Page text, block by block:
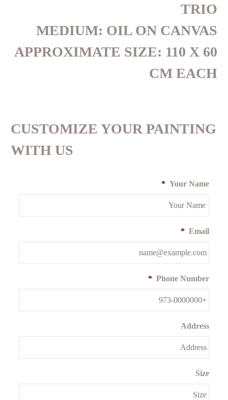
TRIO
MEDIUM: OIL ON CANVAS
APPROXIMATE SIZE: 110 X 60
CM EACH
CUSTOMIZE YOUR PAINTING
WITH US
Your Name
*
Email
*
Phone Number
*
Address
Size